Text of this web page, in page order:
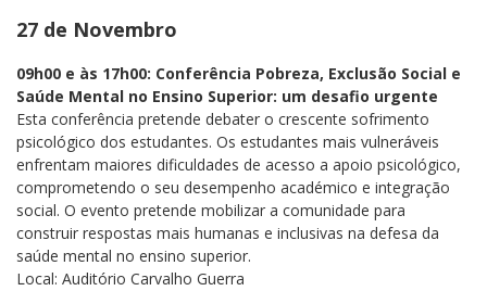
27 de Novembro
09h00 e às 17h00: Conferência Pobreza, Exclusão Social e
Saúde Mental no Ensino Superior: um desafio urgente
Esta conferência pretende debater o crescente sofrimento
psicológico dos estudantes. Os estudantes mais vulneráveis
enfrentam maiores dificuldades de acesso a apoio psicológico,
comprometendo o seu desempenho académico e integração
social. O evento pretende mobilizar a comunidade para
construir respostas mais humanas e inclusivas na defesa da
saúde mental no ensino superior.
Local: Auditório Carvalho Guerra